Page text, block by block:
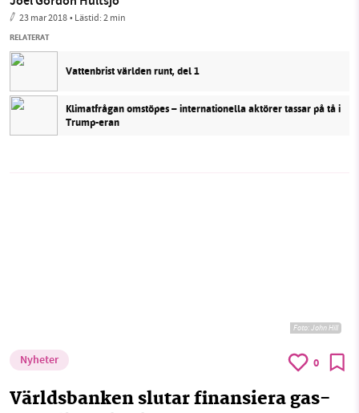
23 mar 2018• Lästid:2 min
RELATERAT
Vattenbrist världen runt, del 1
Klimatfrågan omstöpes – internationella aktörer tassar på tå i
Trump-eran
Foto:John Hill
Nyheter 0
Världsbanken slutar finansiera gas-